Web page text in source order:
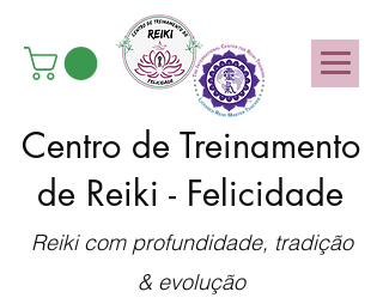
Centro de Treinamento
de Reiki - Felicidade
Reiki com profundidade, tradição
& evolução